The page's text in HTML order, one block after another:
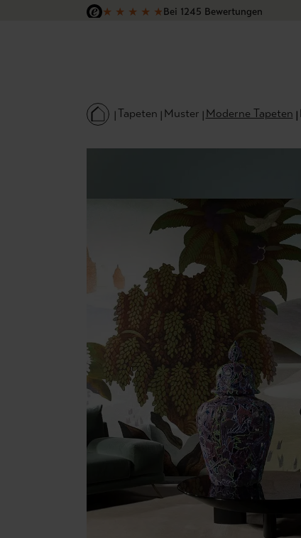
Hauptinhalt springen
Zur Suche springen
Zur Hauptnavigation springen
★ ★ ★ ★ ★Bei 1245 Bewertungen
Tapeten Muster Moderne Tapeten